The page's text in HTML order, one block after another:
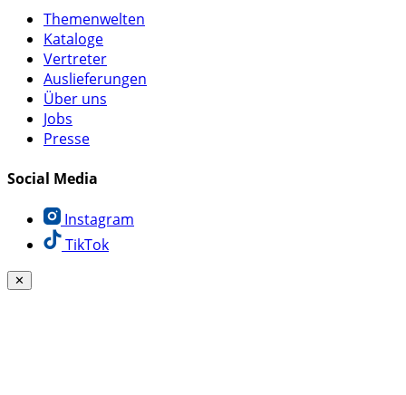
Themenwelten
Kataloge
Vertreter
Auslieferungen
Über uns
Jobs
Presse
Social Media
Instagram
TikTok
✕